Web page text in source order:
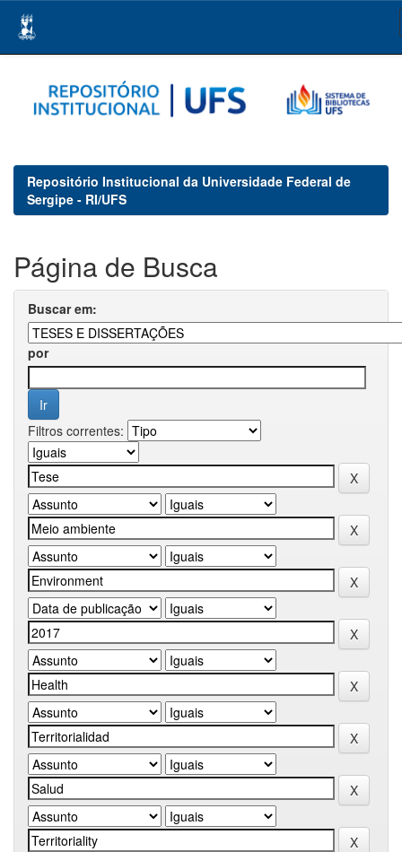
navigation
Repositório Institucional da Universidade Federal de
Sergipe - RI/UFS
Página de Busca
Buscar em:
por
Filtros correntes: